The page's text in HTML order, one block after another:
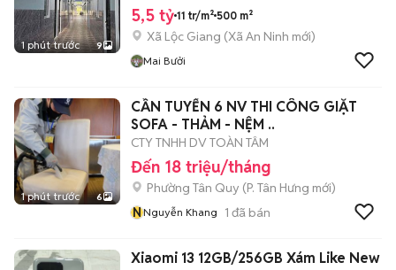
1 phút trước 9
5,5 tỷ 11 tr/m² 500 m²
Xã Lộc Giang (Xã An Ninh mới)
Mai Bưởi
1 phút trước 6
CẦN TUYỂN 6 NV THI CÔNG GIẶT
SOFA - THẢM - NỆM ..
CTY TNHH DV TOÀN TÂM
Đến 18 triệu/tháng
Phường Tân Quy (P. Tân Hưng mới)
NNguyễn Khang 1 đã bán
Xiaomi 13 12GB/256GB Xám Like New